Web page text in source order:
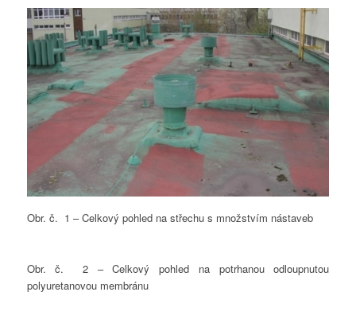
Obr. č. 1 – Celkový pohled na střechu s množstvím nástaveb
Obr. č. 2 – Celkový pohled na potrhanou odloupnutou
polyuretanovou membránu